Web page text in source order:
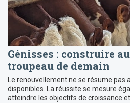
Génisses : construire
troupeau de demain
Le renouvellement ne se résume pas
disponibles. La réussite se mesure
atteindre les objectifs de croissance